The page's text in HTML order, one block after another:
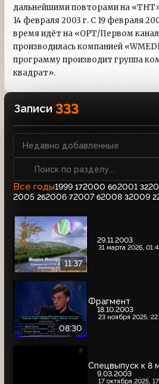
дальнейшими повторами на «ТНТ»
14 февраля 2003 г. С 19 февраля
время идёт на «ОРТ/Первом
производилась компанией
программу производит группа
квадрат».
Записи 333
Все годы1999 172000 602001 32
2005 262006 72007 62008 32009 2
11:37
29.11.2003
31 марта 2026,
08:30
Фрагмент
18.10.2003
23 ноября 2025,
Спецвыпуск к 8
9.03.2003
17 октября 2025,